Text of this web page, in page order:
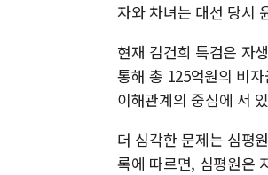
자와 차녀는 대선 당시
현재 김건희 특검은 자
통해 총 125억원의 비
이해관계의 중심에 서
더 심각한 문제는 심평
록에 따르면, 심평원은